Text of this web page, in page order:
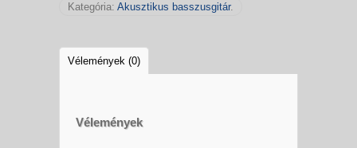
Kategória: Akusztikus basszusgitár.
Vélemények (0)
Vélemények